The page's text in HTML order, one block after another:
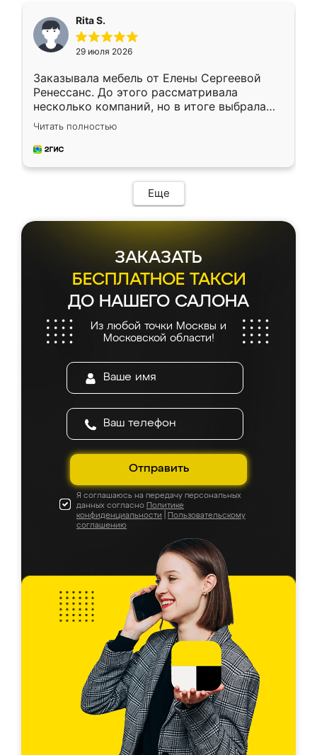
Rita S.
29 июля 2026
Заказывала мебель от Елены Сергеевой
Ренессанс. До этого рассматривала
несколько компаний, но в итоге выбрала
эту. Сначала обговорили условия, потом
приехал замерщик, всё спокойно объяснил
и снял размеры. Изготовили в срок, с
мебель сразу встала на свое место без
каких-либо доработок. Качеством осталась
довольна, все выглядит так, как и ожидала.
Читать полностью
Еще
ЗАКАЗАТЬ
БЕСПЛАТНОЕ ТАКСИ
ДО НАШЕГО САЛОНА
Из любой точки Москвы и
Московской области!
Отправить
Я соглашаюсь на передачу персональных
данных согласно Политике
конфиденциальности
Пользовательскому
соглашению